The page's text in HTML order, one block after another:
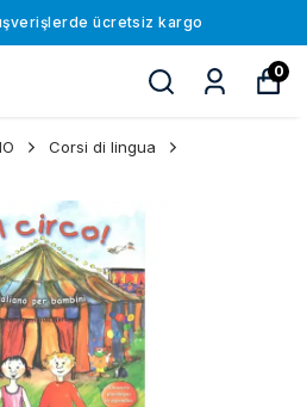
ücretsiz kargo
0
Corsi di lingua